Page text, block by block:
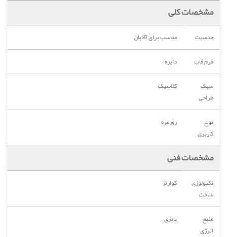
مشخصات کلی
جنسیت
مناسب برای آقایان
فرم قاب
دایره
سبک
طراحی
کلاسیک
نوع
کاربری
روزمره
مشخصات فنی
تکنولوژی
ساخت
کوارتز
منبع
انرژی
باتری